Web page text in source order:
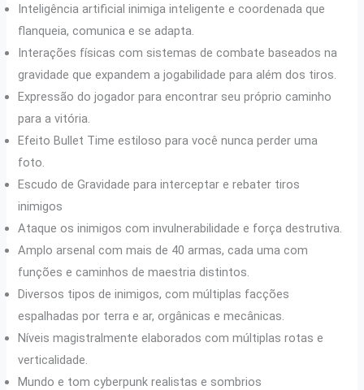
Inteligência artificial inimiga inteligente e coordenada que
flanqueia, comunica e se adapta.
Interações físicas com sistemas de combate baseados na
gravidade que expandem a jogabilidade para além dos tiros.
Expressão do jogador para encontrar seu próprio caminho
para a vitória.
Efeito Bullet Time estiloso para você nunca perder uma
foto.
Escudo de Gravidade para interceptar e rebater tiros
inimigos
Ataque os inimigos com invulnerabilidade e força destrutiva.
Amplo arsenal com mais de 40 armas, cada uma com
funções e caminhos de maestria distintos.
Diversos tipos de inimigos, com múltiplas facções
espalhadas por terra e ar, orgânicas e mecânicas.
Níveis magistralmente elaborados com múltiplas rotas e
verticalidade.
Mundo e tom cyberpunk realistas e sombrios